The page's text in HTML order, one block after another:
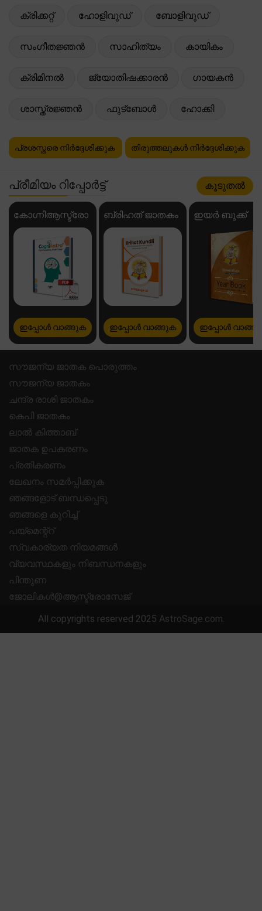
ക്രിക്കറ്റ് ഹോളിവുഡ് ബോളിവുഡ്
സംഗീതജ്ഞൻ സാഹിത്യം കായികം
ക്രിമിനൽ ജ്യോതിഷക്കാരൻ ഗായകൻ
ശാസ്ത്രജ്ഞൻ ഫുട്ബോൾ ഹോക്കി
പ്രശസ്തരെ നിർദ്ദേശിക്കുക തിരുത്തലുകൾ നിർദ്ദേശിക്കുക
പ്രീമിയം റിപ്പോർട്ട് കൂടുതൽ
കോഗ്നിആസ്ട്രോ
ഇപ്പോൾ വാങ്ങുക
ബ്രിഹത് ജാതകം
ഇപ്പോൾ വാങ്ങുക
ഇയർ ബുക്ക്
ഇപ്പോൾ
സൗജന്യ ജാതക പൊരുത്തം
സൗജന്യ ജാതകം
ചന്ദ്ര രാശി ജാതകം
കെപി ജാതകം
ലാൽ കിത്താബ്
ജാതക ഉപകരണം
പ്രതികരണം
ലേഖനം സമർപ്പിക്കുക
ഞങ്ങളോട് ബന്ധപ്പെടു
ഞങ്ങളെ കുറിച്ച്
പയ്മെന്റ്റ്
സ്വകാര്യത നിയമങ്ങൾ
വ്യവസ്ഥകളും നിബന്ധനകളും
പിന്തുണ
ജോലികൾ@ആസ്ട്രോസേജ്
All copyrights reserved 2025 AstroSage.com.